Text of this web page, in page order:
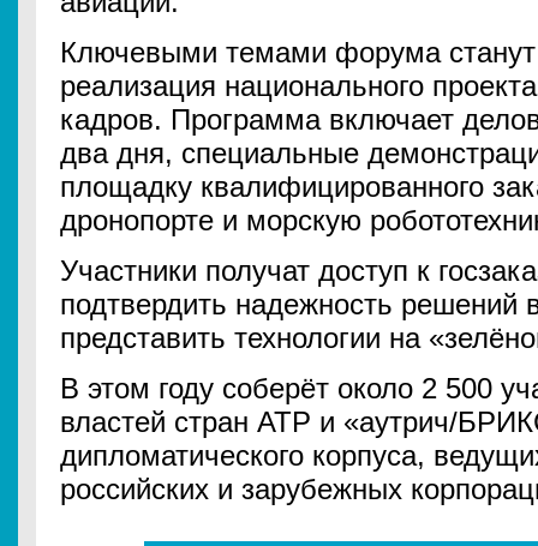
Ключевыми темами форума станут
реализация национального
кадров. Программа включает
два дня, специальные
площадку квалифицированного
дронопорте и морскую
Участники получат доступ к
подтвердить надежность решений
представить технологии на
В этом году соберёт около 2 500
властей стран АТР и «аутрич/
дипломатического корпуса,
российских и зарубежных